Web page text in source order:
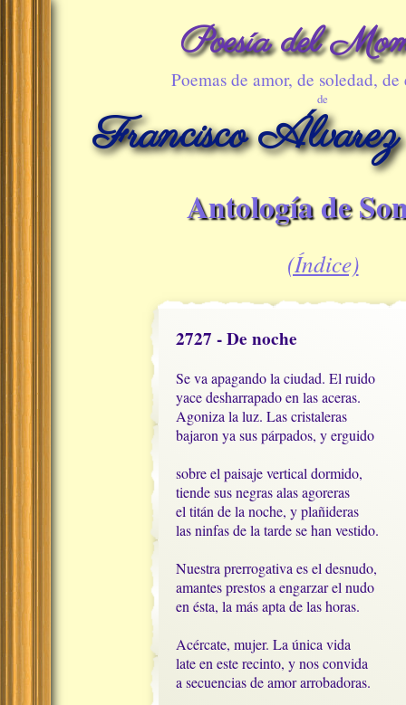
Poesía del
Poemas de amor, de soledad, de
de
Francisco
Antología de
(Índice)
2727 - De noche
Se va apagando la ciudad. El ruido
yace desharrapado en las aceras.
Agoniza la luz. Las cristaleras
bajaron ya sus párpados, y erguido
sobre el paisaje vertical dormido,
tiende sus negras alas agoreras
el titán de la noche, y plañideras
las ninfas de la tarde se han vestido.
Nuestra prerrogativa es el desnudo,
amantes prestos a engarzar el nudo
en ésta, la más apta de las horas.
Acércate, mujer. La única vida
late en este recinto, y nos convida
a secuencias de amor arrobadoras.